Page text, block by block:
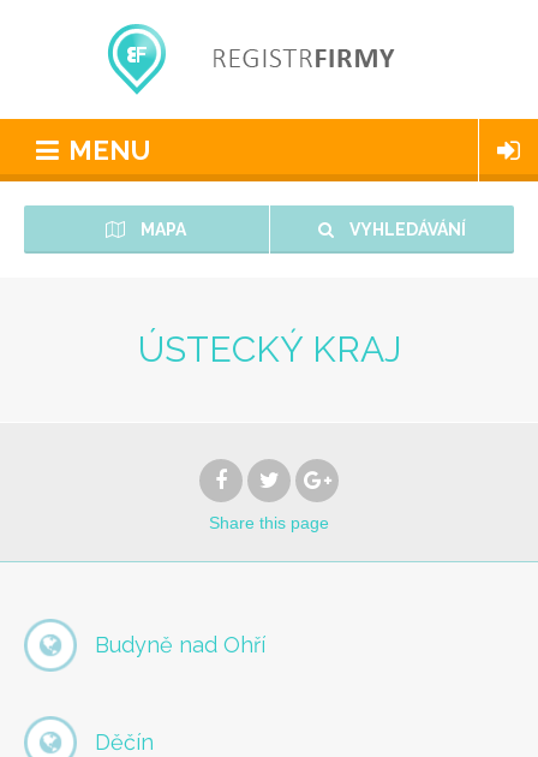
MENU
MAPA VYHLEDÁVÁNÍ
ÚSTECKÝ KRAJ
Share this page
Budyně nad Ohří
Děčín